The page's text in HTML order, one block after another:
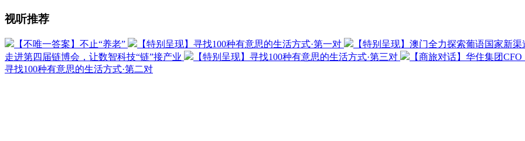
视听推荐
【不唯一答案】不止“养老” 【特别呈现】寻找100种有意思的生活方式·第一对
【特别呈现】澳门全力探索葡语国家新
走进第四届链博会，让数智科技“链”接产业
【特别呈现】寻找100种有意思的生活方式·第三对
【商旅对话】华住集团
寻找100种有意思的生活方式·第二对